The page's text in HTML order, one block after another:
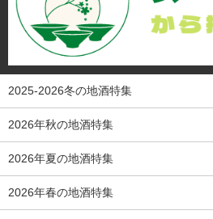
2025-2026冬の地酒特集
2026年秋の地酒特集
2026年夏の地酒特集
2026年春の地酒特集